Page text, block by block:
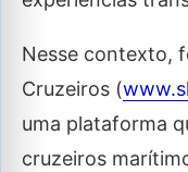
Nesse contexto,
Cruzeiros (
uma plataforma
cruzeiros